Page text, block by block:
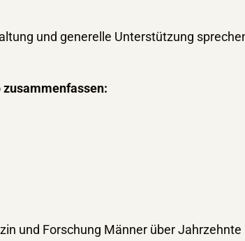
und generelle Unterstützung
und Forschung Männer über